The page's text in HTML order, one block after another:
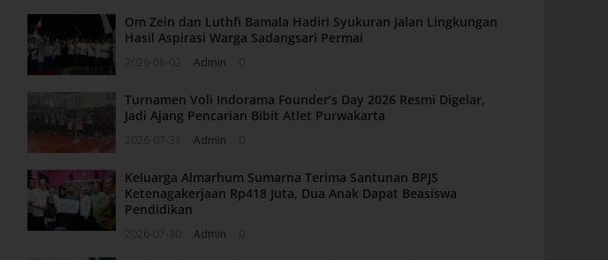
Om Zein dan Luthfi Bamala Hadiri Syukuran Jalan Lingkungan
Hasil Aspirasi Warga Sadangsari Permai
Admin
Turnamen Voli Indorama Founder’s Day 2026 Resmi Digelar,
Jadi Ajang Pencarian Bibit Atlet Purwakarta
Admin
Keluarga Almarhum Sumarna Terima Santunan BPJS
Ketenagakerjaan Rp418 Juta, Dua Anak Dapat Beasiswa
Pendidikan
Admin